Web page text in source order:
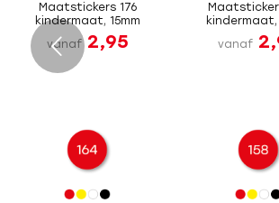
Maatstickers 176
kindermaat, 15mm
vanaf 2,95
kindermaat,
vanaf
Volgende